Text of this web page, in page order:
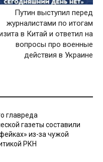
Путин выступил перед
журналистами по итогам
в Китай и ответил на
вопросы про военные
действия в Украине
главреда
газеты составили
из-за чужой
РКН